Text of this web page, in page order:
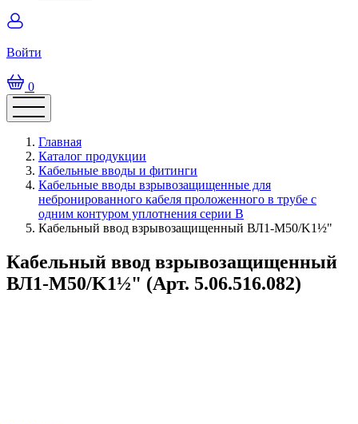
Войти
0
Главная
Каталог продукции
Кабельные вводы и фитинги
Кабельные вводы взрывозащищенные для
небронированного кабеля проложенного в трубе с
одним контуром уплотнения серии В
Кабельный ввод взрывозащищенный ВЛ1-М50/K1½"
Кабельный ввод взрывозащищенный
ВЛ1-М50/K1½" (Арт. 5.06.516.082)